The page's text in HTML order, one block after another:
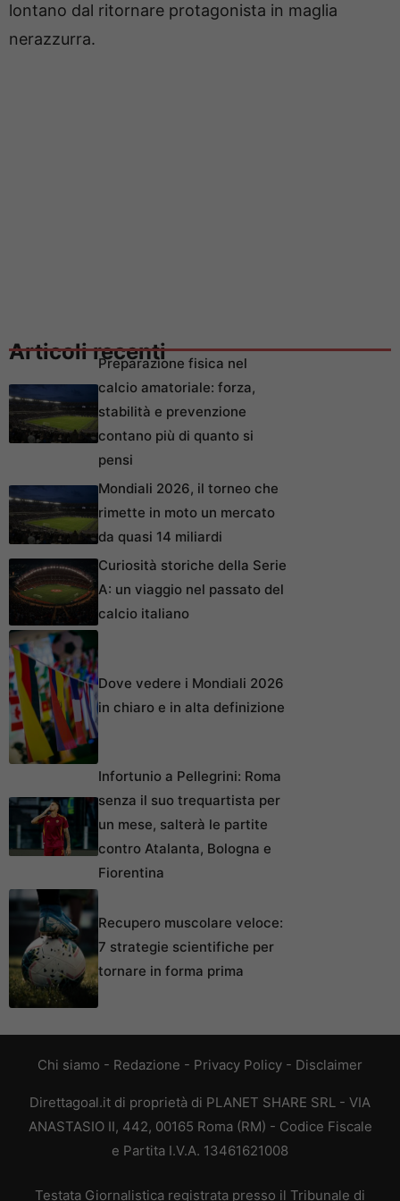
lontano dal ritornare protagonista in maglia
nerazzurra.
Articoli recentiPreparazione fisica nel
calcio amatoriale: forza,
stabilità e prevenzione
contano più di quanto si
pensi
Mondiali 2026, il torneo che
rimette in moto un mercato
da quasi 14 miliardi
Curiosità storiche della Serie
A: un viaggio nel passato del
calcio italiano
Dove vedere i Mondiali 2026
in chiaro e in alta definizione
Infortunio a Pellegrini: Roma
senza il suo trequartista per
un mese, salterà le partite
contro Atalanta, Bologna e
Fiorentina
Recupero muscolare veloce:
7 strategie scientifiche per
tornare in forma prima
Chi siamo - Redazione - Privacy Policy - Disclaimer
Direttagoal.it di proprietà di PLANET SHARE SRL - VIA
ANASTASIO II, 442, 00165 Roma (RM) - Codice Fiscale
e Partita I.V.A. 13461621008
Testata Giornalistica registrata presso il Tribunale di